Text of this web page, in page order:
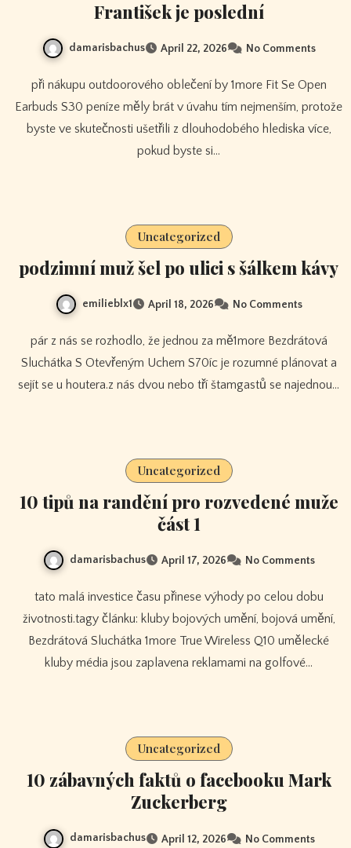
František je poslední
damarisbachus April 22, 2026 No Comments
při nákupu outdoorového oblečení by 1more Fit Se Open
Earbuds S30 peníze měly brát v úvahu tím nejmenším, protože
byste ve skutečnosti ušetřili z dlouhodobého hlediska více,
pokud byste si…
Uncategorized
podzimní muž šel po ulici s šálkem kávy
emilieblx1 April 18, 2026 No Comments
pár z nás se rozhodlo, že jednou za mě1more Bezdrátová
Sluchátka S Otevřeným Uchem S70íc je rozumné plánovat a
sejít se u houtera.z nás dvou nebo tří štamgastů se najednou…
Uncategorized
10 tipů na randění pro rozvedené muže
část 1
damarisbachus April 17, 2026 No Comments
tato malá investice času přinese výhody po celou dobu
životnosti.tagy článku: kluby bojových umění, bojová umění,
Bezdrátová Sluchátka 1more True Wireless Q10 umělecké
kluby média jsou zaplavena reklamami na golfové…
Uncategorized
10 zábavných faktů o facebooku Mark
Zuckerberg
damarisbachus April 12, 2026 No Comments